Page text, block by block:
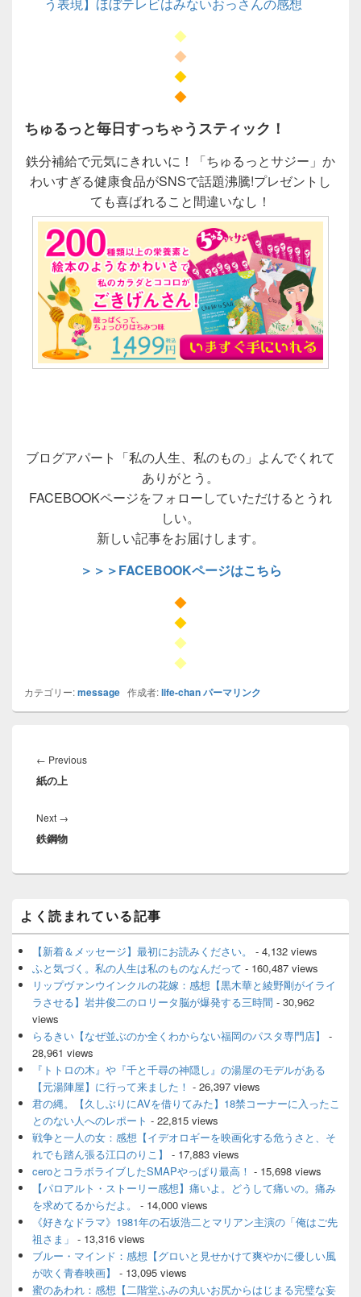
◆
◆
◆
◆
ちゅるっと毎日すっちゃうスティック！
鉄分補給で元気にきれいに！「ちゅるっとサジー」か
わいすぎる健康食品がSNSで話題沸騰!プレゼントし
ても喜ばれること間違いなし！
ブログアパート「私の人生、私のもの」よんでくれて
ありがとう。
FACEBOOKページをフォローしていただけるとうれ
しい。
新しい記事をお届けします。
＞＞＞FACEBOOKページはこちら
◆
◆
◆
◆
カテゴリー:message 作成者:life-chanパーマリンク
稿
ナ
ゲ
ー
シ
← PreviousPrevious
紙の上
Next →
鉄鋼物
ン
サ
イ
ィ
ェ
エ
ア
よく読まれている記事
【新着＆メッセージ】最初にお読みください。
- 4,132 views
ふと気づく。私の人生は私のものなんだって - 160,487 views
リップヴァンウインクルの花嫁：感想【黒木華と綾野剛がイライ
ラさせる】岩井俊二のロリータ脳が爆発する三時間 - 30,962
views
らるきい【なぜ並ぶのか全くわからない福岡のパスタ専門店】
-
28,961 views
『トトロの木』や『千と千尋の神隠し』の湯屋のモデルがある
【元湯陣屋】に行って来ました！ - 26,397 views
君の縄。【久しぶりにAVを借りてみた】18禁コーナーに入ったこ
とのない人へのレポート - 22,815 views
戦争と一人の女：感想【イデオロギーを映画化する危うさと、そ
れでも踏ん張る江口のりこ】
- 17,883 views
ceroとコラボライブしたSMAPやっぱり最高！ - 15,698 views
【パロアルト・ストーリー感想】痛いよ。どうして痛いの。痛み
を求めてるからだよ。
- 14,000 views
《好きなドラマ》1981年の石坂浩二とマリアン主演の「俺はご先
祖さま」 - 13,316 views
ブルー・マインド：感想【グロいと見せかけて爽やかに優しい風
が吹く青春映画】
- 13,095 views
蜜のあわれ：感想【二階堂ふみの丸いお尻からはじまる完璧な妄